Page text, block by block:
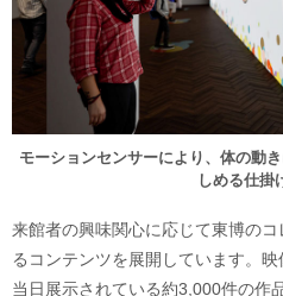
モーションセンサーにより、体の動
しめる仕掛
来館者の興味関心に応じて東博の
るコンテンツを展開しています。映
当日展示されている約3,000件の作